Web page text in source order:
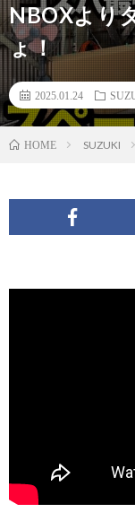
NBOXより
ょ！
2025.01.24
HOME SUZUKI